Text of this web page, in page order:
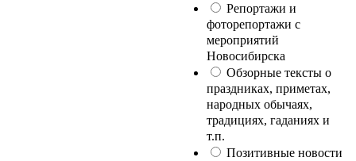
Репортажи и
фоторепортажи с
мероприятий
Новосибирска
Обзорные тексты о
праздниках, приметах,
народных обычаях,
традициях, гаданиях и
т.п.
Позитивные новости